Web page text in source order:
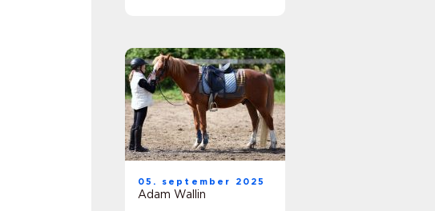
05. september 2025
Adam Wallin